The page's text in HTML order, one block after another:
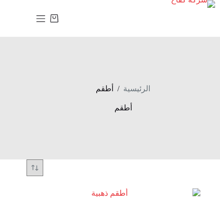
التجاوز
عربة
الرئيسية / أطقم
أطقم